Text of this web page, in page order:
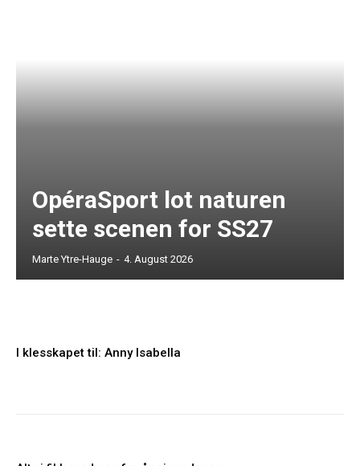
OpéraSport lot naturen
sette scenen for SS27
Marte Ytre-Hauge - 4. August 2026
I klesskapet til: Anny Isabella